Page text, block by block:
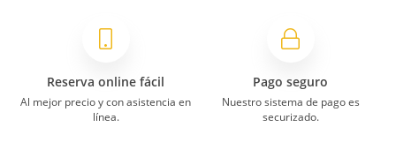
Reserva online fácil
Al mejor precio y con asistencia en
línea.
Pago seguro
Nuestro sistema de pago es
securizado.